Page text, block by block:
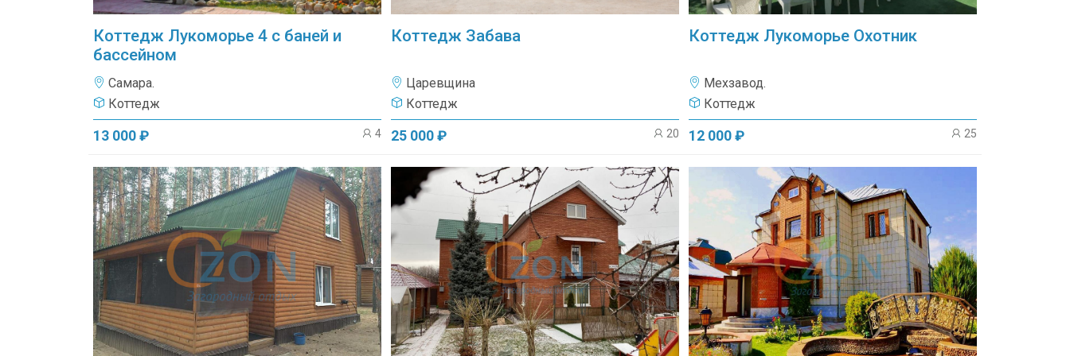
Коттедж Лукоморье 4 с баней и
бассейном
Самара.
Коттедж
13 000 ₽ 4
Коттедж Забава
Царевщина
Коттедж
25 000 ₽ 20
Коттедж Лукоморье Охотник
Мехзавод.
Коттедж
12 000 ₽ 25